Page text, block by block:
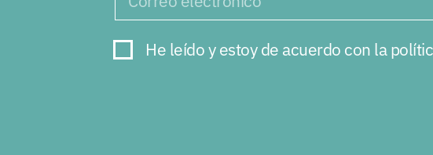
He leído y estoy de acuerdo con la